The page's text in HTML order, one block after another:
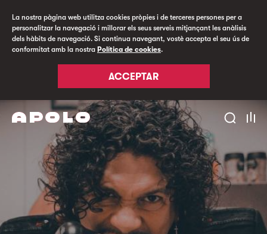
La nostra pàgina web utilitza cookies pròpies i de terceres persones per a
personalitzar la navegació i millorar els seus serveis mitjançant les anàlisis
dels hàbits de navegació. Si continua navegant, vostè accepta el seu ús de
conformitat amb la nostra Política de cookies.
ACCEPTAR